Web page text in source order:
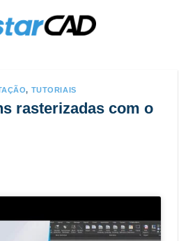
, TUTORIAIS
rasterizadas com o